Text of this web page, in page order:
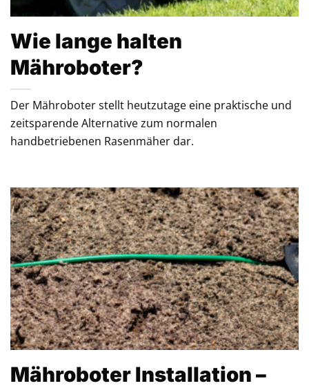
Wie lange halten
Mähroboter?
Der Mähroboter stellt heutzutage eine praktische und
zeitsparende Alternative zum normalen
handbetriebenen Rasenmäher dar.
Mähroboter Installation –